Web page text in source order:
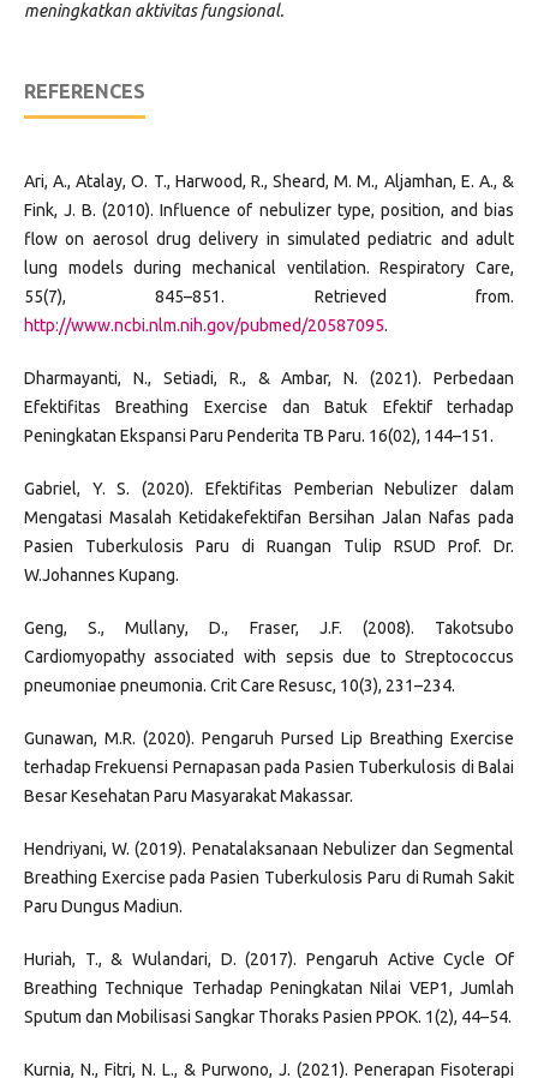
meningkatkan aktivitas fungsional.
REFERENCES
Ari, A., Atalay, O. T., Harwood, R., Sheard, M. M., Aljamhan, E. A., &
Fink, J. B. (2010). Influence of nebulizer type, position, and bias
flow on aerosol drug delivery in simulated pediatric and adult
lung models during mechanical ventilation. Respiratory Care,
55(7), 845–851. Retrieved from.
http://www.ncbi.nlm.nih.gov/pubmed/20587095.
Dharmayanti, N., Setiadi, R., & Ambar, N. (2021). Perbedaan
Efektifitas Breathing Exercise dan Batuk Efektif terhadap
Peningkatan Ekspansi Paru Penderita TB Paru. 16(02), 144–151.
Gabriel, Y. S. (2020). Efektifitas Pemberian Nebulizer dalam
Mengatasi Masalah Ketidakefektifan Bersihan Jalan Nafas pada
Pasien Tuberkulosis Paru di Ruangan Tulip RSUD Prof. Dr.
W.Johannes Kupang.
Geng, S., Mullany, D., Fraser, J.F. (2008). Takotsubo
Cardiomyopathy associated with sepsis due to Streptococcus
pneumoniae pneumonia. Crit Care Resusc, 10(3), 231–234.
Gunawan, M.R. (2020). Pengaruh Pursed Lip Breathing Exercise
terhadap Frekuensi Pernapasan pada Pasien Tuberkulosis di Balai
Besar Kesehatan Paru Masyarakat Makassar.
Hendriyani, W. (2019). Penatalaksanaan Nebulizer dan Segmental
Breathing Exercise pada Pasien Tuberkulosis Paru di Rumah Sakit
Paru Dungus Madiun.
Huriah, T., & Wulandari, D. (2017). Pengaruh Active Cycle Of
Breathing Technique Terhadap Peningkatan Nilai VEP1, Jumlah
Sputum dan Mobilisasi Sangkar Thoraks Pasien PPOK. 1(2), 44–54.
Kurnia, N., Fitri, N. L., & Purwono, J. (2021). Penerapan Fisoterapi